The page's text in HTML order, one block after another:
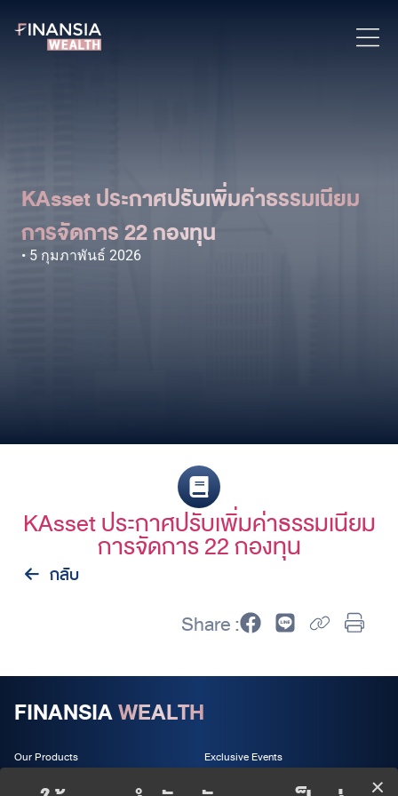
KAsset ประกาศปรับเพิ่มค่าธรรมเนียม
การจัดการ 22 กองทุน
5 กุมภาพันธ์ 2026
KAsset ประกาศปรับเพิ่มค่าธรรมเนียม
การจัดการ 22 กองทุน
กลับ
Share :
FINANSIAWEALTH
Our Products Exclusive Events
Wealth Services About us